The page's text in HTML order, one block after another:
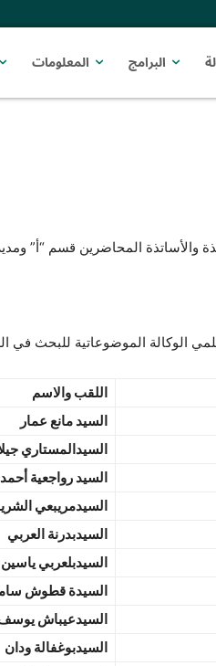
البرامج المعلومات
والأساتذة المحاضرين قسم
اللقب والاسم
السيد مانع عمار
السيدالمستاري
السيد رواجعية أحمد
السيدمريبعي
السيدبدرنة العربي
السيدبلعربي ياسين
السيدة قطوش
السيدعيباش
السيدبوغفالة ودان